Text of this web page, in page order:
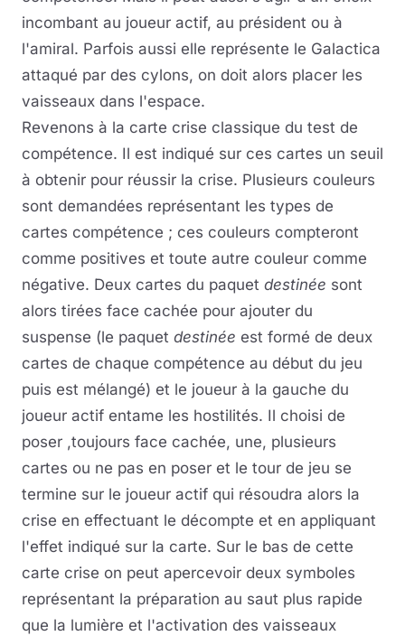
incombant au joueur actif, au président ou à
l'amiral. Parfois aussi elle représente le Galactica
attaqué par des cylons, on doit alors placer les
vaisseaux dans l'espace.
Revenons à la carte crise classique du test de
compétence. Il est indiqué sur ces cartes un seuil
à obtenir pour réussir la crise. Plusieurs couleurs
sont demandées représentant les types de
cartes compétence ; ces couleurs compteront
comme positives et toute autre couleur comme
négative. Deux cartes du paquet destinée sont
alors tirées face cachée pour ajouter du
suspense (le paquet destinée est formé de deux
cartes de chaque compétence au début du jeu
puis est mélangé) et le joueur à la gauche du
joueur actif entame les hostilités. Il choisi de
poser ,toujours face cachée, une, plusieurs
cartes ou ne pas en poser et le tour de jeu se
termine sur le joueur actif qui résoudra alors la
crise en effectuant le décompte et en appliquant
l'effet indiqué sur la carte. Sur le bas de cette
carte crise on peut apercevoir deux symboles
représentant la préparation au saut plus rapide
que la lumière et l'activation des vaisseaux